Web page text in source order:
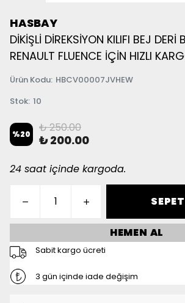
HASBAY
DİKİŞLİ DİREKSİYON KILIFI BEJ DERİ
RENAULT FLUENCE İÇİN HIZLI
Ürün Kodu: HBCV00007JVHEW
Stok: 10
%20 ₺ 250.00
₺ 200.00
24 saat içinde kargoda.
HEMEN AL
Sabit kargo ücreti
3 gün içinde iade değişim